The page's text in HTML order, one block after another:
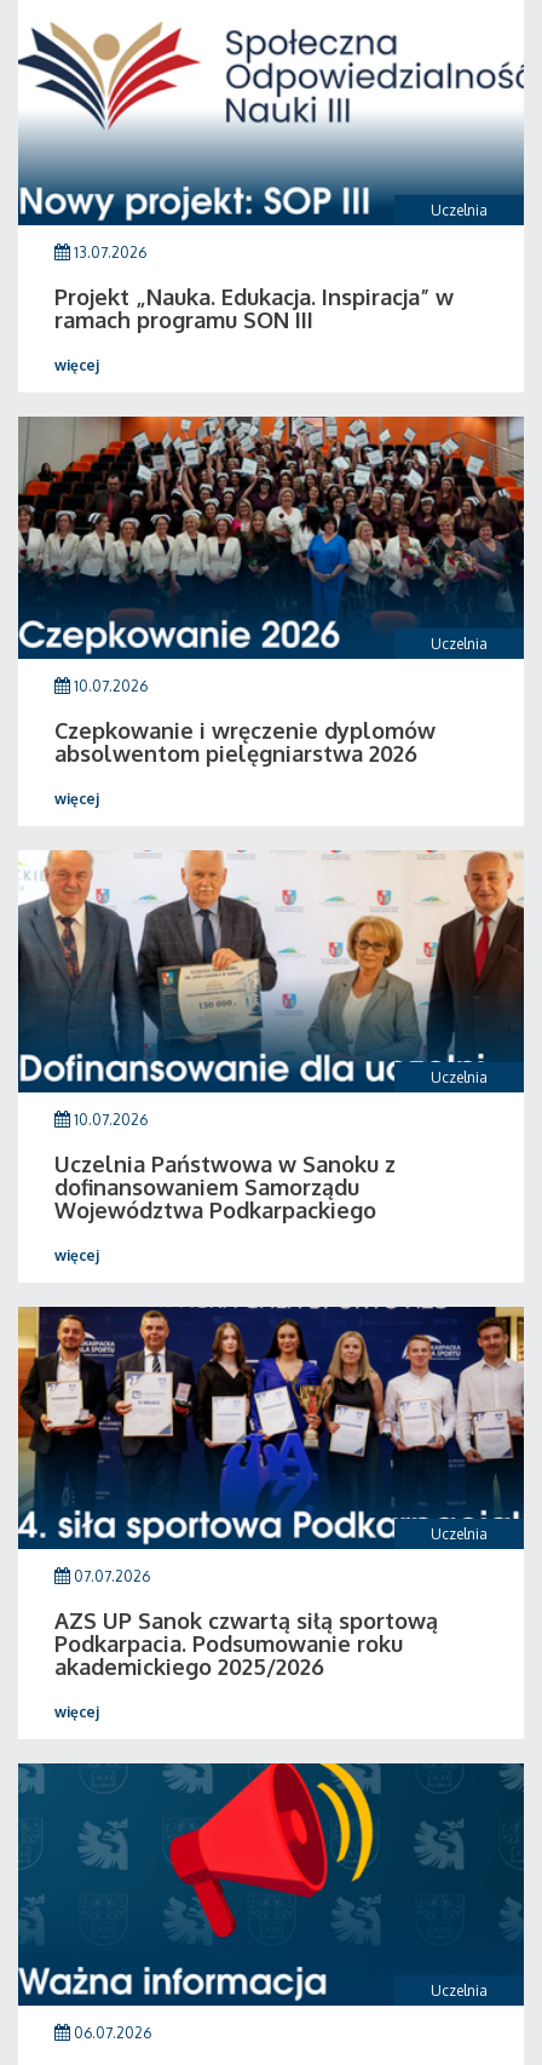
Uczelnia
13.07.2026
Projekt „Nauka. Edukacja. Inspiracja” w
ramach programu SON III
więcej
Uczelnia
10.07.2026
Czepkowanie i wręczenie dyplomów
absolwentom pielęgniarstwa 2026
więcej
Uczelnia
10.07.2026
Uczelnia Państwowa w Sanoku z
dofinansowaniem Samorządu
Województwa Podkarpackiego
więcej
Uczelnia
07.07.2026
AZS UP Sanok czwartą siłą sportową
Podkarpacia. Podsumowanie roku
akademickiego 2025/2026
więcej
Uczelnia
06.07.2026